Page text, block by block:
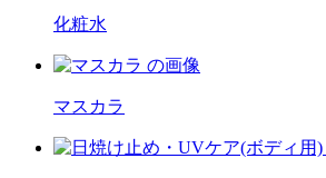
化粧水
マスカラ